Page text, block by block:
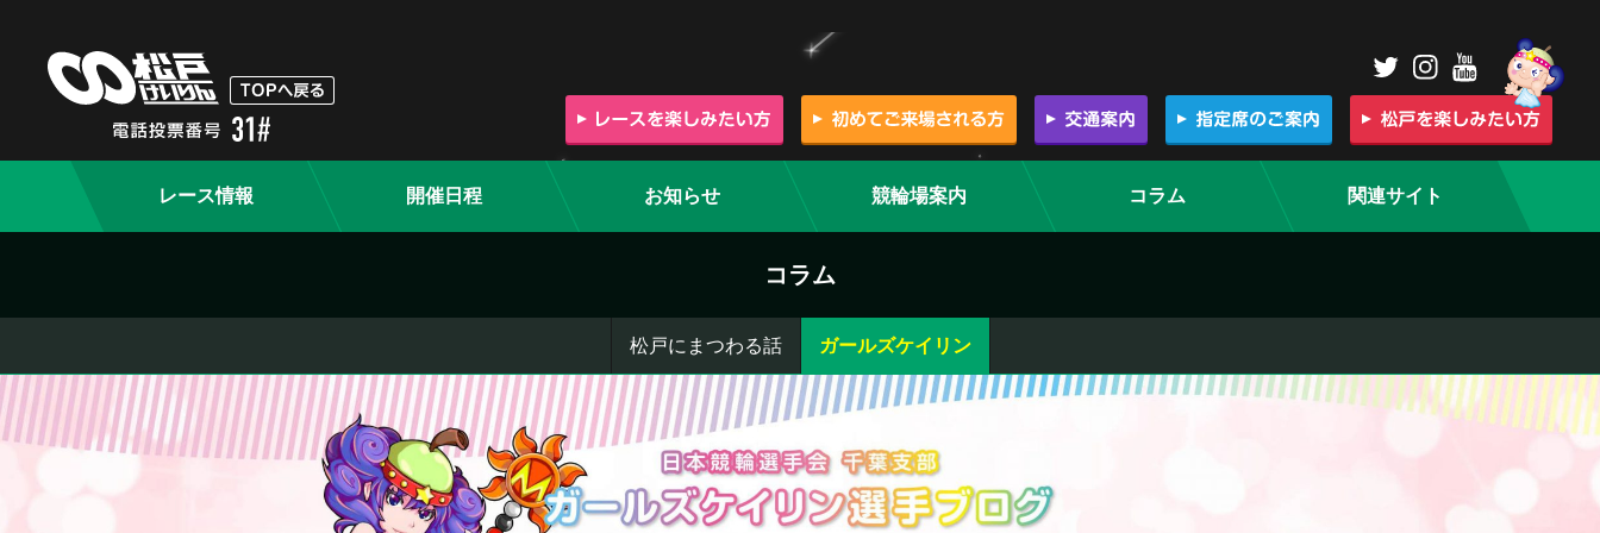
レース情報 開催日程 お知らせ 競輪場案内 コラム 関連サイト
コラム
松戸にまつわる話 ガールズケイリン